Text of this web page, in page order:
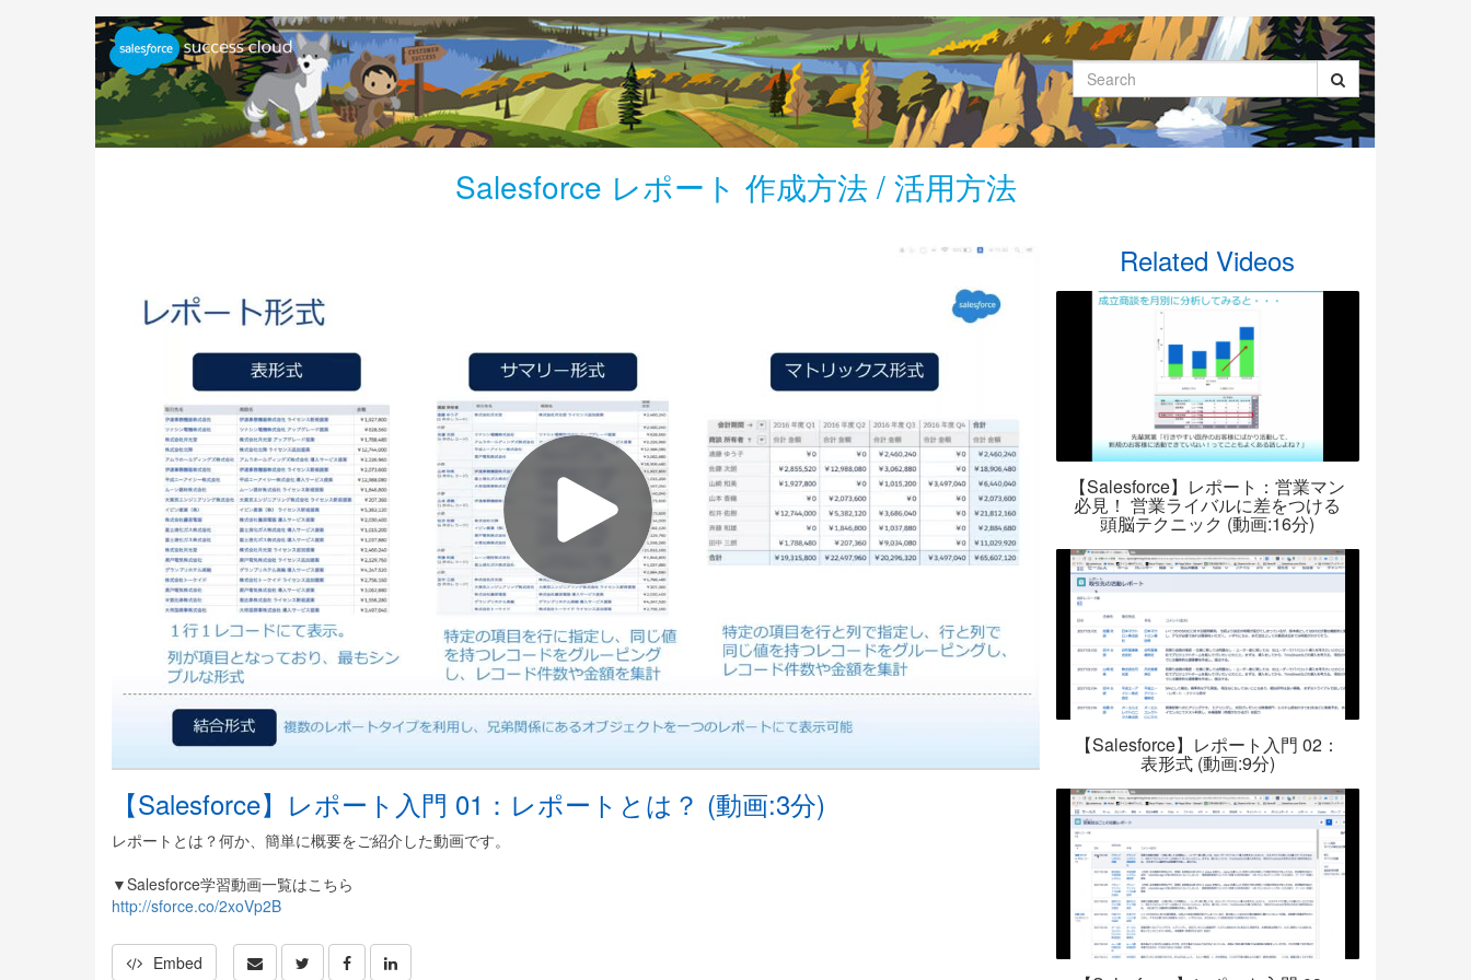
Search
Salesforce レポート 作成方法 / 活用方法
【Salesforce】レポート入門 01：レポートとは？ (動画:3分)
レポートとは？何か、簡単に概要をご紹介した動画です。
▼Salesforce学習動画一覧はこちら
http://sforce.co/2xoVp2B
Embed
Related Videos
【Salesforce】レポート：営業マン
必見！ 営業ライバルに差をつける
頭脳テクニック (動画:16分)
【Salesforce】レポート入門 02：
表形式 (動画:9分)